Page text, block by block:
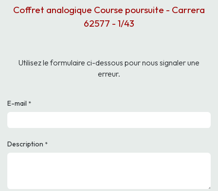
Coffret analogique Course poursuite - Carrera
62577 - 1/43
Utilisez le formulaire ci-dessous pour nous signaler une
erreur.
E-mail *
Description *